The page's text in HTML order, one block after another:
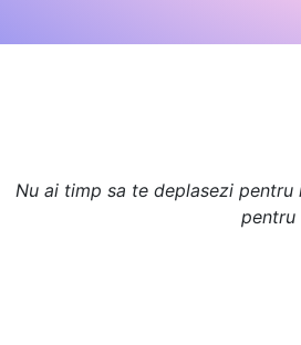
Nu ai timp sa te deplasezi
pentru